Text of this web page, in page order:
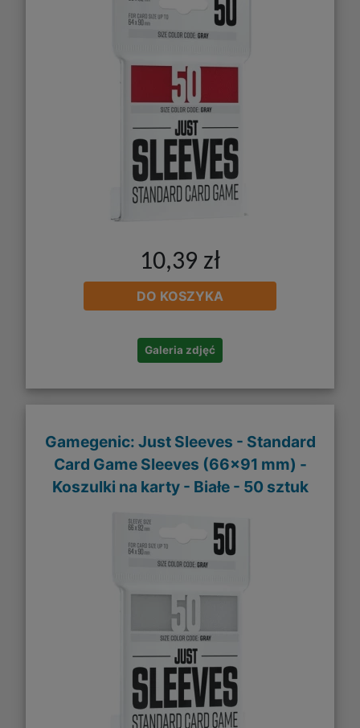
10,39 zł
DO KOSZYKA
Galeria zdjęć
Gamegenic: Just Sleeves - Standard
Card Game Sleeves (66x91 mm) -
Koszulki na karty - Białe - 50 sztuk